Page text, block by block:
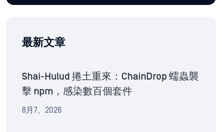
最新文章
Shai-Hulud 捲土重來：ChainDrop 蠕蟲襲
擊 npm，感染數百個套件
8月7、2026